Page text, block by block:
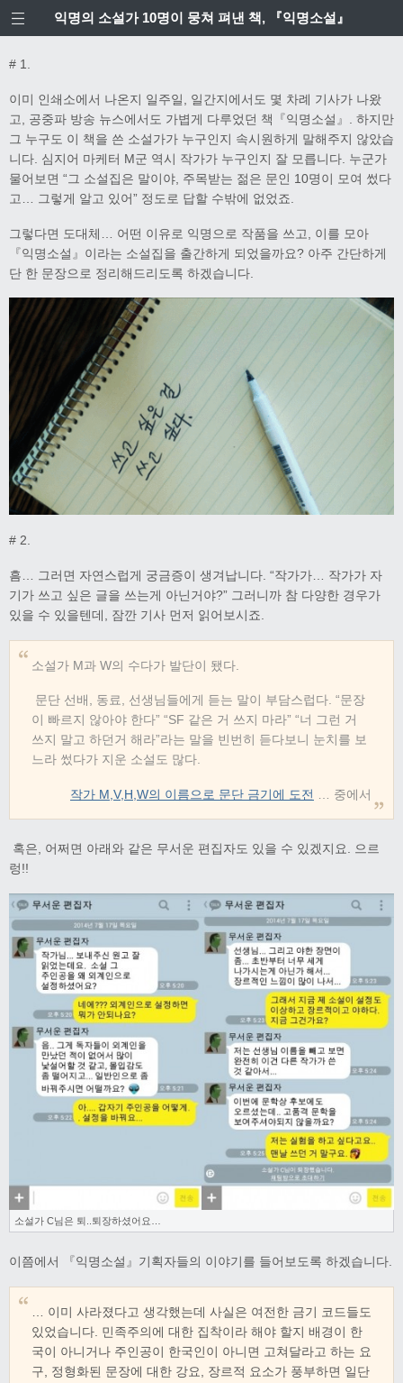
익명의 소설가 10명이 뭉쳐 펴낸 책, 『익명소설』
# 1.
이미 인쇄소에서 나온지 일주일, 일간지에서도 몇 차례 기사가 나왔
고, 공중파 방송 뉴스에서도 가볍게 다루었던 책『익명소설』. 하지만
그 누구도 이 책을 쓴 소설가가 누구인지 속시원하게 말해주지 않았습
니다. 심지어 마케터 M군 역시 작가가 누구인지 잘 모릅니다. 누군가
물어보면 “그 소설집은 말이야, 주목받는 젊은 문인 10명이 모여 썼다
고… 그렇게 알고 있어” 정도로 답할 수밖에 없었죠.
그렇다면 도대체… 어떤 이유로 익명으로 작품을 쓰고, 이를 모아
『익명소설』이라는 소설집을 출간하게 되었을까요? 아주 간단하게
단 한 문장으로 정리해드리도록 하겠습니다.
# 2.
흠… 그러면 자연스럽게 궁금증이 생겨납니다. “작가가… 작가가 자
기가 쓰고 싶은 글을 쓰는게 아닌거야?” 그러니까 참 다양한 경우가
있을 수 있을텐데, 잠깐 기사 먼저 읽어보시죠.
소설가 M과 W의 수다가 발단이 됐다.
문단 선배, 동료, 선생님들에게 듣는 말이 부담스럽다. “문장
이 빠르지 않아야 한다” “SF 같은 거 쓰지 마라” “너 그런 거
쓰지 말고 하던거 해라”라는 말을 빈번히 듣다보니 눈치를 보
느라 썼다가 지운 소설도 많다.
작가 M,V,H,W의 이름으로 문단 금기에 도전 … 중에서
혹은, 어쩌면 아래와 같은 무서운 편집자도 있을 수 있겠지요. 으르
렁!!
소설가 C님은 퇴..퇴장하셨어요…
이쯤에서 『익명소설』기획자들의 이야기를 들어보도록 하겠습니다.
… 이미 사라졌다고 생각했는데 사실은 여전한 금기 코드들도
있었습니다. 민족주의에 대한 집착이라 해야 할지 배경이 한
국이 아니거나 주인공이 한국인이 아니면 고쳐달라고 하는 요
구, 정형화된 문장에 대한 강요, 장르적 요소가 풍부하면 일단